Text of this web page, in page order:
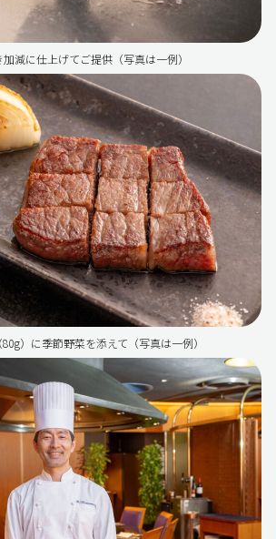
減に仕上げてご提供（写真は一例）
）に季節野菜を添えて（写真は一例）